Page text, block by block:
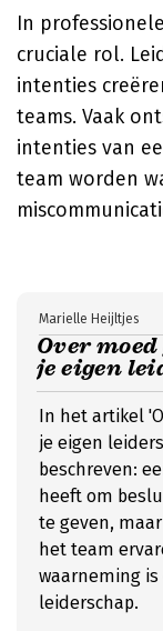
In
cruciale rol.
intenties
teams. Vaak
intenties van
team worden
Over
je eigen
Marielle Heijltjes
In het artikel
je eigen
beschreven:
heeft om
te geven,
het team
waarneming
leiderschap.